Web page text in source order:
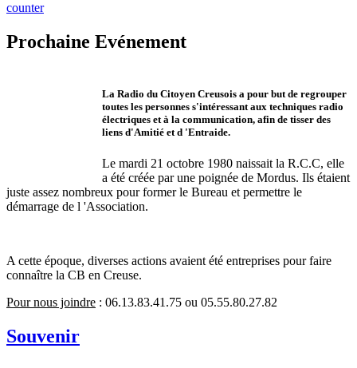
Prochaine Evénement
La Radio du Citoyen Creusois a pour but de regrouper
toutes les personnes s'intéressant aux techniques radio
électriques et à la communication, afin de tisser des
liens d'Amitié et d 'Entraide.
Le mardi 21 octobre 1980 naissait la R.C.C, elle
a été créée par une poignée de Mordus. Ils étaient
juste assez nombreux pour former le Bureau et permettre le
démarrage de l 'Association.
A cette époque, diverses actions avaient été entreprises pour faire
connaître la CB en Creuse.
Pour nous joindre : 06.13.83.41.75 ou 05.55.80.27.82
Souvenir